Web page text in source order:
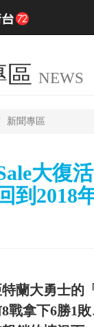
區 NEWS
新聞專區
大復
到2018
蘭大勇士的
戰拿下6勝1